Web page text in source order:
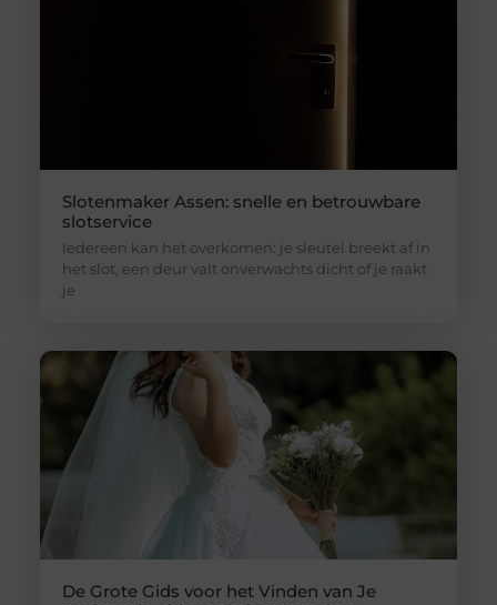
Slotenmaker Assen: snelle en betrouwbare
slotservice
Iedereen kan het overkomen: je sleutel breekt af in
het slot, een deur valt onverwachts dicht of je raakt
je
De Grote Gids voor het Vinden van Je